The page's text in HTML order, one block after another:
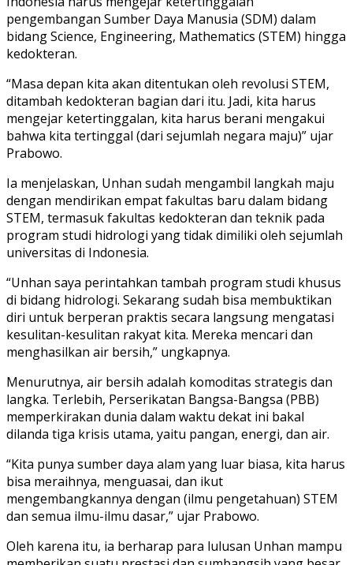
pengembangan Sumber Daya Manusia (SDM) dalam
bidang Science, Engineering, Mathematics (STEM) hingga
kedokteran.
“Masa depan kita akan ditentukan oleh revolusi STEM,
ditambah kedokteran bagian dari itu. Jadi, kita harus
mengejar ketertinggalan, kita harus berani mengakui
bahwa kita tertinggal (dari sejumlah negara maju)” ujar
Prabowo.
Ia menjelaskan, Unhan sudah mengambil langkah maju
dengan mendirikan empat fakultas baru dalam bidang
STEM, termasuk fakultas kedokteran dan teknik pada
program studi hidrologi yang tidak dimiliki oleh sejumlah
universitas di Indonesia.
“Unhan saya perintahkan tambah program studi khusus
di bidang hidrologi. Sekarang sudah bisa membuktikan
diri untuk berperan praktis secara langsung mengatasi
kesulitan-kesulitan rakyat kita. Mereka mencari dan
menghasilkan air bersih,” ungkapnya.
Menurutnya, air bersih adalah komoditas strategis dan
langka. Terlebih, Perserikatan Bangsa-Bangsa (PBB)
memperkirakan dunia dalam waktu dekat ini bakal
dilanda tiga krisis utama, yaitu pangan, energi, dan air.
“Kita punya sumber daya alam yang luar biasa, kita harus
bisa meraihnya, menguasai, dan ikut
mengembangkannya dengan (ilmu pengetahuan) STEM
dan semua ilmu-ilmu dasar,” ujar Prabowo.
Oleh karena itu, ia berharap para lulusan Unhan mampu